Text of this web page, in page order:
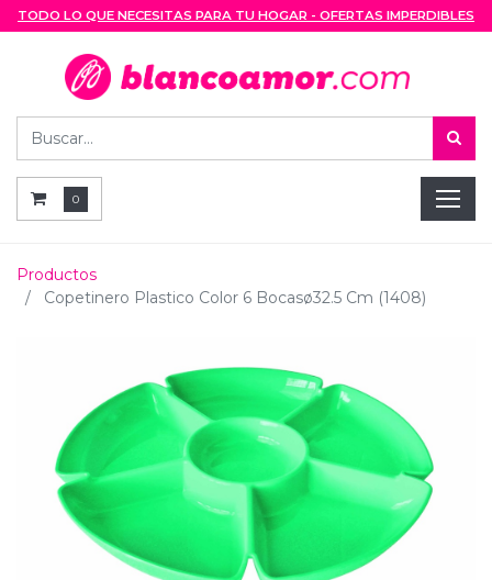
TODO LO QUE NECESITAS PARA TU HOGAR - OFERTAS IMPERDIBLES
0
Productos
Copetinero Plastico Color 6 Bocasø32.5 Cm (1408)